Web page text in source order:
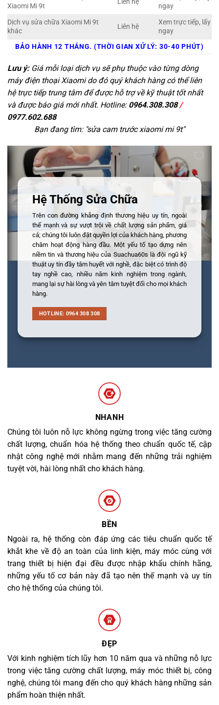
Xiaomi Mi 9t
ngay
Dịch vụ sửa chữa Xiaomi Mi 9t
khác
Liên hệ
Xem trực tiếp, lấy
ngay
BẢO HÀNH 12 THÁNG. (THỜI GIAN XỬ LÝ: 30-40 PHÚT)
Lưu ý:Giá mỗi loại dịch vụ sẽ phụ thuộc vào từng dòng
máy điện thoại Xiaomi do đó quý khách hàng có thể liên
hệ trực tiếp trung tâm để được hỗ trợ về kỹ thuật tốt nhất
và được báo giá mới nhất. Hotline: 0964.308.308/
0977.602.688
Bạn đang tìm: "sửa cam trước xiaomi mi 9t"
Hệ Thống Sửa Chữa
Trên con đường khẳng định thương hiệu uy tín, ngoài
thế mạnh và sự vượt trội về chất lượng sản phẩm, giá
cả; chúng tôi luôn đặt quyền lợi của khách hàng, phương
châm hoạt động hàng đầu. Một yếu tố tạo dựng nên
niềm tin và thương hiệu của Suachua60s là đội ngũ kỹ
thuật uy tín đầy tâm huyết với nghề, đặc biệt có trình độ
tay nghề cao, nhiều năm kinh nghiệm trong ngành,
mang lại sự hài lòng và yên tâm tuyệt đối cho mọi khách
hàng.
HOTLINE: 0964 308 308
NHANH
Chúng tôi luôn nỗ lực không ngừng trong việc tăng cường
chất lượng, chuẩn hóa hệ thống theo chuẩn quốc tế, cập
nhật công nghệ mới nhằm mang đến những trải nghiệm
tuyệt vời, hài lòng nhất cho khách hàng.
BỀN
Ngoài ra, hệ thống còn đáp ứng các tiêu chuẩn quốc tế
khắt khe về độ an toàn của linh kiện, máy móc cùng với
trang thiết bị hiện đại đều được nhập khẩu chính hãng,
những yếu tố cơ bản này đã tạo nên thế mạnh và uy tín
cho hệ thống của chúng tôi.
ĐẸP
Với kinh nghiệm tích lũy hơn 10 năm qua và những nỗ lực
trong việc tăng cường chất lượng, máy móc thiết bị, công
nghệ, chúng tôi mang đến cho quý khách hàng những sản
phẩm hoàn thiện nhất.